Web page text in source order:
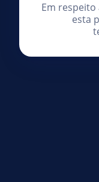
Em respeito
esta